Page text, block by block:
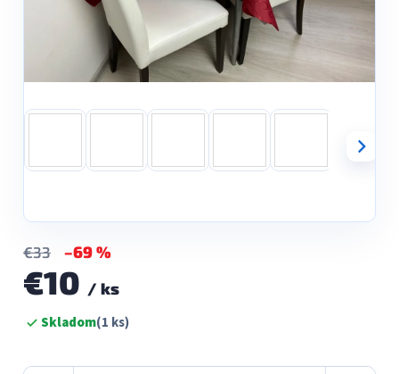
€33 –69 %
€10 / ks
Jednotková
cena:Skladom(1 ks)